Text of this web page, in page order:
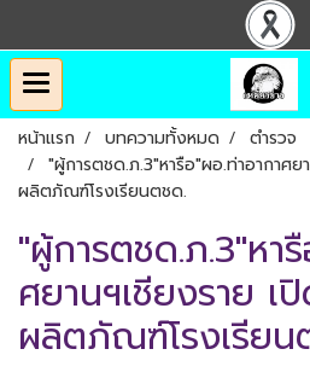
หน้าแรก บทความทั้งหมด
ตำรวจ
"ผู้การตชด.ภ.3"หารือ"ผอ.ท่าอากาศย
ผลิตภัณฑ์โรงเรียนตชด.
"ผู้การตชด.ภ.3"หา
ศยานฯเชียงราย เ
ผลิตภัณฑ์โรงเรียน